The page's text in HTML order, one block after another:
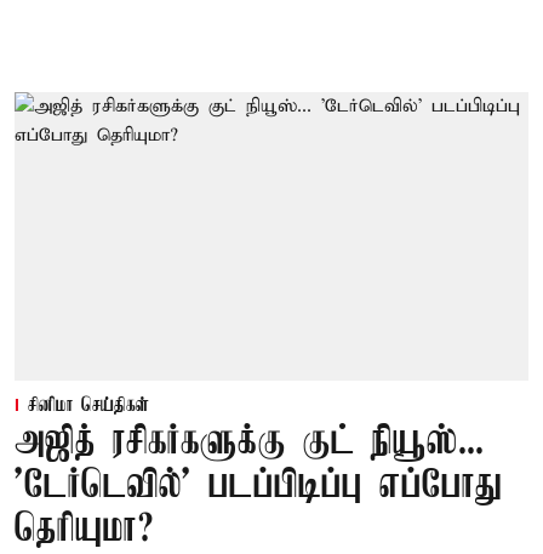
சினிமா செய்திகள்
அஜித் ரசிகர்களுக்கு குட் நியூஸ்...
'டேர்டெவில்' படப்பிடிப்பு எப்போது
தெரியுமா?